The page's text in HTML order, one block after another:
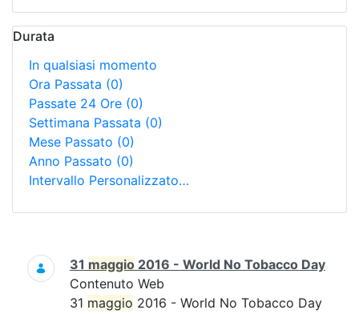
Durata
In qualsiasi momento
Ora Passata (0)
Passate 24 Ore (0)
Settimana Passata (0)
Mese Passato (0)
Anno Passato (0)
Intervallo Personalizzato…
Ricerca
31 maggio 2016 - World No Tobacco Day
Contenuto Web
31 maggio 2016 - World No Tobacco Day